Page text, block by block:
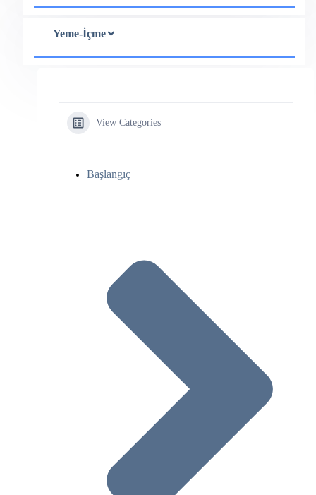
Yeme-İçme
View Categories
Başlangıç